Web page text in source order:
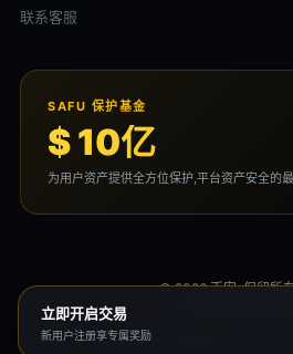
联系客服
SAFU 保护基金
$ 10亿
为用户资产提供全方位保护,平台资产安全的
© 2026 币安. 保留所
立即开启交易
新用户注册享专属奖励